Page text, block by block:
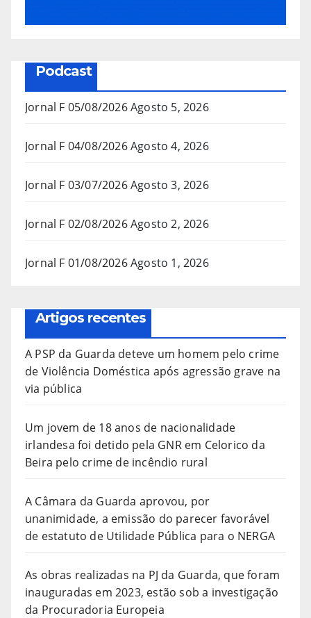
Podcast
Jornal F 05/08/2026Agosto 5, 2026
Jornal F 04/08/2026Agosto 4, 2026
Jornal F 03/07/2026Agosto 3, 2026
Jornal F 02/08/2026Agosto 2, 2026
Jornal F 01/08/2026Agosto 1, 2026
Artigos recentes
A PSP da Guarda deteve um homem pelo crime
de Violência Doméstica após agressão grave na
via pública
Um jovem de 18 anos de nacionalidade
irlandesa foi detido pela GNR em Celorico da
Beira pelo crime de incêndio rural
A Câmara da Guarda aprovou, por
unanimidade, a emissão do parecer favorável
de estatuto de Utilidade Pública para o NERGA
As obras realizadas na PJ da Guarda, que foram
inauguradas em 2023, estão sob a investigação
da Procuradoria Europeia